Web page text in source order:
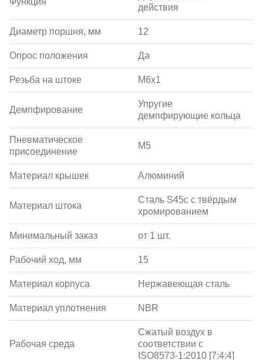
действия
Диаметр поршня, мм 12
Опрос положения Да
Резьба на штоке M6x1
Демпфирование
Упругие
демпфирующие кольца
Пневматическое
присоединение
M5
Материал крышек Алюминий
Материал штока
Сталь S45c с твёрдым
хромированием
Минимальный заказ от 1 шт.
Рабочий ход, мм 15
Материал корпуса Нержавеющая сталь
Материал уплотнения NBR
Рабочая среда
Сжатый воздух в
соответствии с
ISO8573-1:2010 [7:4:4]